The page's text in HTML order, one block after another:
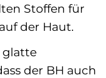
Stoffen für
der Haut.
der BH auch